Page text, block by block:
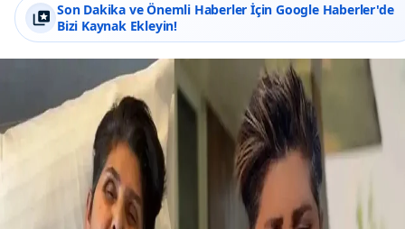
Son Dakika ve Önemli Haberler İçin Google Haberler'de
Bizi Kaynak Ekleyin!